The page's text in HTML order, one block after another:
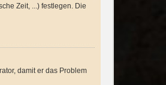
Zeit, ...) festlegen. Die
damit er das Problem